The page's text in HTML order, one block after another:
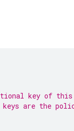
key of
are the